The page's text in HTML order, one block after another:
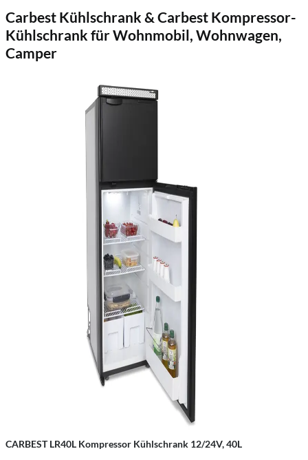
Carbest Kühlschrank & Carbest Kompressor-
Kühlschrank für Wohnmobil, Wohnwagen,
Camper
CARBESTLR40L Kompressor Kühlschrank 12/24V, 40L